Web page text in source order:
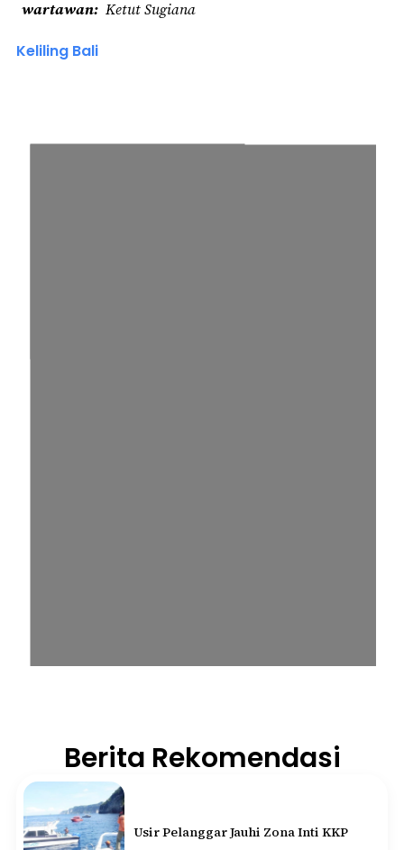
wartawan Ketut Sugiana
Keliling Bali
Berita Rekomendasi
Usir Pelanggar Jauhi Zona Inti KKP